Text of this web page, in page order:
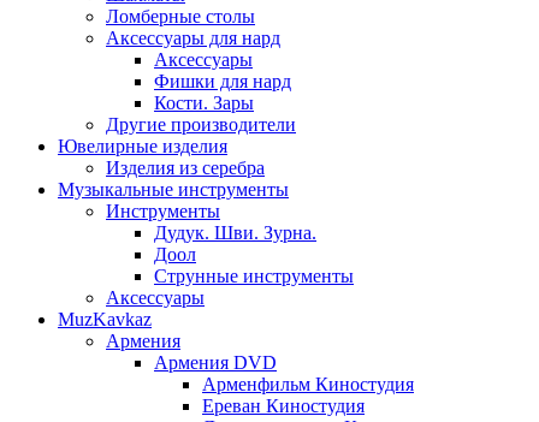
Ломберные столы
Аксессуары для нард
Аксессуары
Фишки для нард
Кости. Зары
Другие производители
Ювелирные изделия
Изделия из серебра
Музыкальные инструменты
Инструменты
Дудук. Шви. Зурна.
Доол
Струнные инструменты
Аксессуары
MuzKavkaz
Армения
Армения DVD
Арменфильм Киностудия
Ереван Киностудия